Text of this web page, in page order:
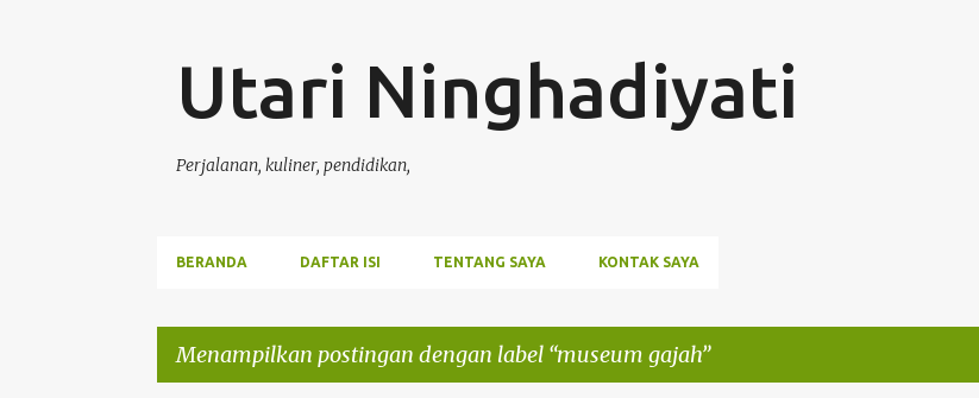
Utari Ninghadiyati
Perjalanan, kuliner, pendidikan,
BERANDA DAFTAR ISI TENTANG SAYA KONTAK SAYA
Menampilkan postingan dengan label museum gajah